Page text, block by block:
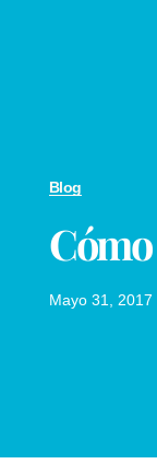
Blog
Mayo 31, 2017